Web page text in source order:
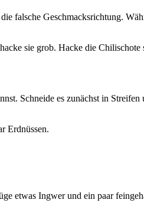
fal­sche Geschmacks­rich­tung.
sie grob. Hacke die Chi­li­scho­te
Schnei­de es zunächst in
Erd­nüs­sen.
etwas Ing­wer und ein paar